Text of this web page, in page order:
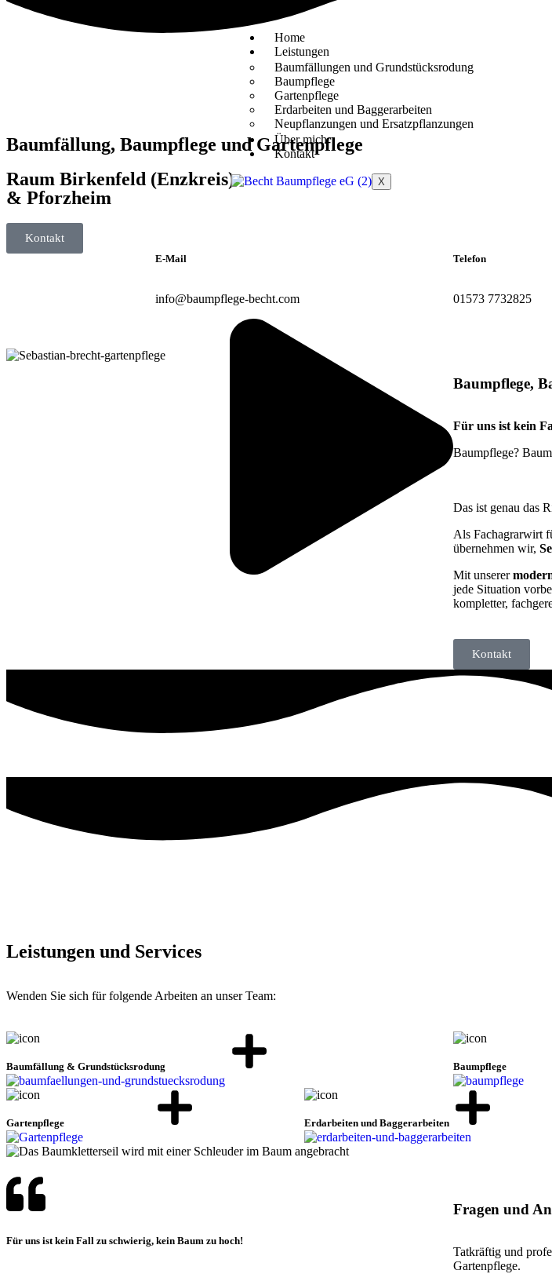
Home
Leistungen
Baumfällungen und Grundstücksrodung
Baumpflege
Gartenpflege
Erdarbeiten und Baggerarbeiten
Neupflanzungen und Ersatzpflanzungen
Über mich
Kontakt
X
Baumfällung, Baumpflege und Gartenpflege
Raum Birkenfeld (Enzkreis)
& Pforzheim
Kontakt
E-Mail
info@baumpflege-becht.com
Telefon
01573 7732825
Baumpflege,
Für uns ist kein
Baumpflege?
Das ist genau das
Als Fachagrarwirt
übernehmen wir,
Mit unserer
jede Situation
kompletter,
Kontakt
Leistungen und Services
Wenden Sie sich für folgende Arbeiten an unser Team:
Baumfällung & Grundstücksrodung Baumpflege
Gartenpflege Erdarbeiten und Baggerarbeiten
Für uns ist kein Fall zu schwierig, kein Baum zu hoch!
Fragen und
Tatkräftig und
Gartenpflege.